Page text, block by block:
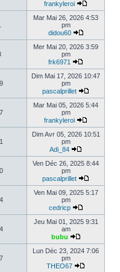
frankyleroi
Mar Mai 26, 2026 4:53
pm
didou60
Mer Mai 20, 2026 3:59
pm
frk6971
Dim Mai 17, 2026 10:47
pm
pascalprillet
Mar Mai 05, 2026 5:44
pm
frankyleroi
Dim Avr 05, 2026 10:51
pm
Adi_84
Ven Déc 26, 2025 8:44
pm
pascalprillet
Ven Mai 09, 2025 5:17
pm
cedricp
Jeu Mai 01, 2025 9:31
am
bubu
Lun Déc 23, 2024 7:06
pm
THEO67